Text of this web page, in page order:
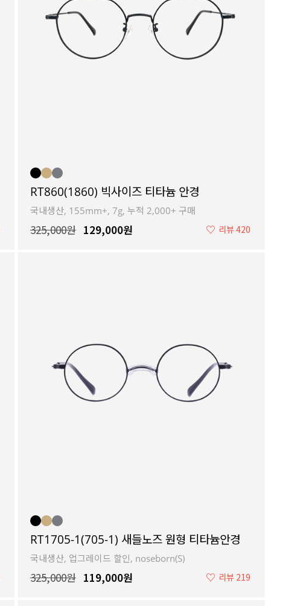
RT860(1860) 빅사이즈 티타늄 안경
국내생산, 155mm+, 7g, 누적 2,000+ 구매
325,000원 129,000원 ♡ 리뷰 420
RT1705-1(705-1) 새들노즈 원형 티타늄안경
국내생산, 업그레이드 할인, noseborn(S)
325,000원 119,000원 ♡ 리뷰 219